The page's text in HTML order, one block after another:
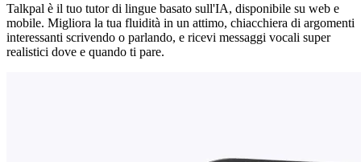
Talkpal è il tuo tutor di lingue basato sull'IA, disponibile su web e
mobile. Migliora la tua fluidità in un attimo, chiacchiera di argomenti
interessanti scrivendo o parlando, e ricevi messaggi vocali super
realistici dove e quando ti pare.